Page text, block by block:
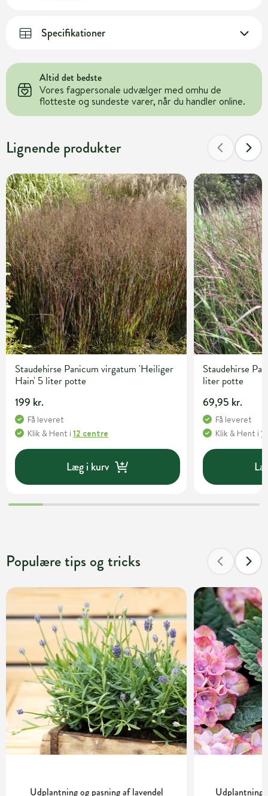
Specifikationer
Altid det bedste
Vores fagpersonale udvælger med omhu de
flotteste og sundeste varer, når du handler online.
Lignende produkter
Staudehirse Panicum virgatum 'Heiliger
Hain' 5 liter potte
199 kr.
Få leveret
Klik & Hent i 12 centre
Læg i kurv
Staudehirse
liter potte
69,95 kr.
Få leveret
Klik & Hent i
Populære tips og tricks
Udplantning og pasning af lavendel Udplantning